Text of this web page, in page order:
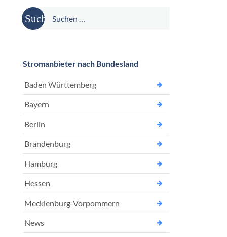
Suche
nach:
Stromanbieter nach Bundesland
Baden Württemberg
Bayern
Berlin
Brandenburg
Hamburg
Hessen
Mecklenburg-Vorpommern
News